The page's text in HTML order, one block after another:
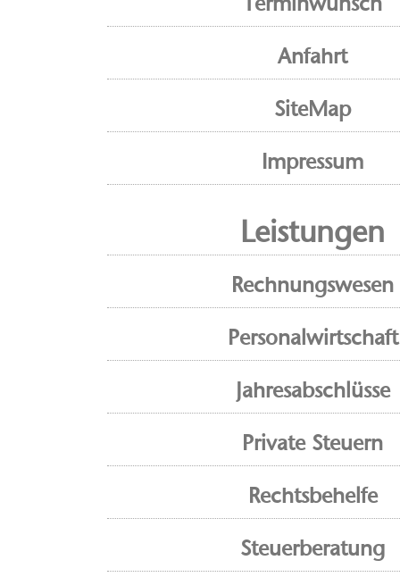
Terminwunsch
Anfahrt
SiteMap
Impressum
Leistungen
Rechnungswesen
Personalwirtschaft
Jahresabschlüsse
Private Steuern
Rechtsbehelfe
Steuerberatung